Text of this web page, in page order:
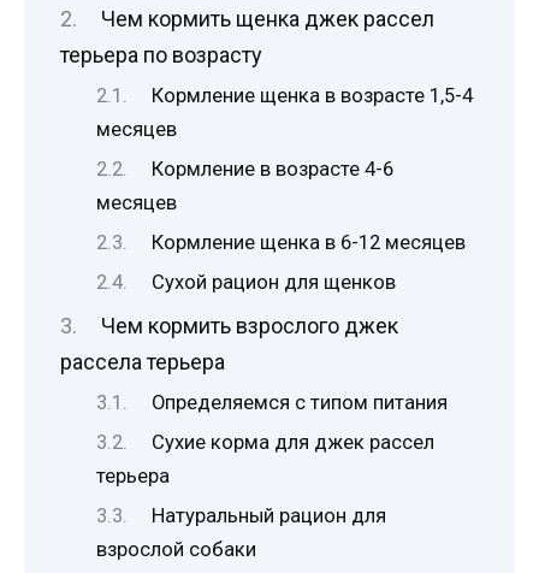
Чем кормить щенка джек рассел
терьера по возрасту
Кормление щенка в возрасте 1,5-4
месяцев
Кормление в возрасте 4-6
месяцев
Кормление щенка в 6-12 месяцев
Сухой рацион для щенков
Чем кормить взрослого джек
рассела терьера
Определяемся с типом питания
Сухие корма для джек рассел
терьера
Натуральный рацион для
взрослой собаки